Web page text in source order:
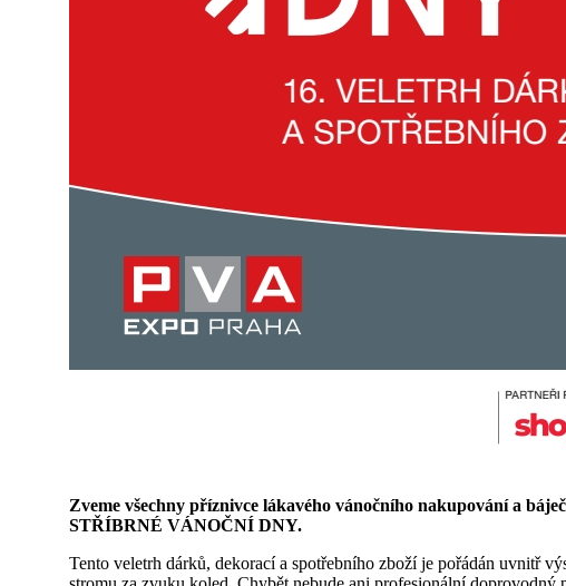
Zveme všechny příznivce lákavého vánočního nakupování a
STŘÍBRNÉ VÁNOČNÍ DNY.
Tento veletrh dárků, dekorací a spotřebního zboží je pořádán uvnitř